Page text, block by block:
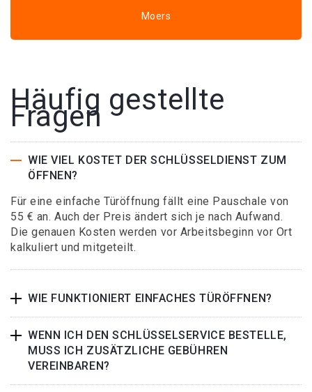
Moers
Häufig gestellte
Fragen
WIE VIEL KOSTET DER SCHLÜSSELDIENST ZUM
ÖFFNEN?
Für eine einfache Türöffnung fällt eine Pauschale von
55 € an. Auch der Preis ändert sich je nach Aufwand.
Die genauen Kosten werden vor Arbeitsbeginn vor Ort
kalkuliert und mitgeteilt.
WIE FUNKTIONIERT EINFACHES TÜRÖFFNEN?
WENN ICH DEN SCHLÜSSELSERVICE BESTELLE,
MUSS ICH ZUSÄTZLICHE GEBÜHREN
VEREINBAREN?